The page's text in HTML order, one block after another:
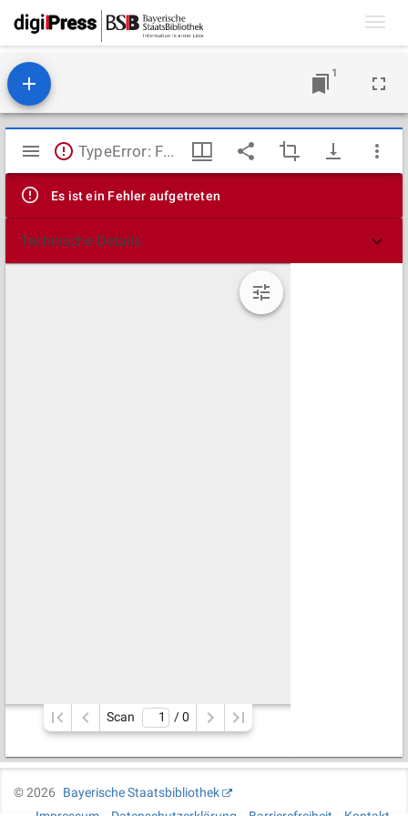
1
Mirador
Viewer
TypeError: Failed to fetch
Es ist ein Fehler aufgetreten
Technische Details
Scan / 0
©2026
Bayerische Staatsbibliothek